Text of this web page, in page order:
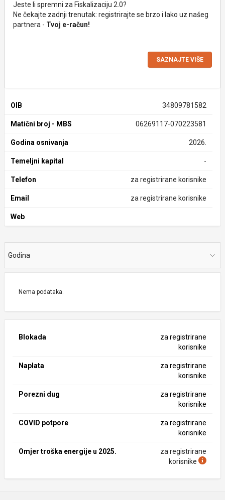
Jeste li spremni za Fiskalizaciju 2.0?
Ne čekajte zadnji trenutak: registrirajte se brzo i lako uz našeg
partnera - Tvoj e-račun!
SAZNAJTE VIŠE
OIB 34809781582
Matični broj - MBS 06269117-070223581
Godina osnivanja 2026.
Temeljni kapital -
Telefon za registrirane korisnike
Email za registrirane korisnike
Web
Godina
Nema podataka.
Blokada
za registrirane
korisnike
Naplata
za registrirane
korisnike
Porezni dug
za registrirane
korisnike
COVID potpore
za registrirane
korisnike
Omjer troška energije u 2025.
za registrirane
korisnike